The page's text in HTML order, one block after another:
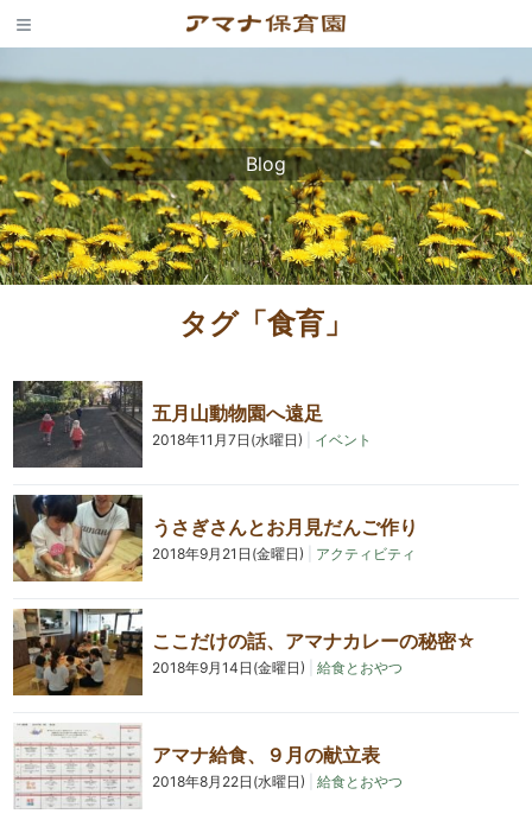
Skip
to
content
Blog
タグ「食育」
五月山動物園へ遠足
2018年11月7日(水曜日) イベント
うさぎさんとお月見だんご作り
2018年9月21日(金曜日) アクティビティ
ここだけの話、アマナカレーの秘密☆
2018年9月14日(金曜日) |給食とおやつ
アマナ給食、９月の献立表
2018年8月22日(水曜日) |給食とおやつ